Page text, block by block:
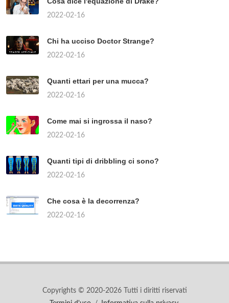
2022-02-16
Chi ha ucciso Doctor Strange?
2022-02-16
Quanti ettari per una mucca?
2022-02-16
Come mai si ingrossa il naso?
2022-02-16
Quanti tipi di dribbling ci sono?
2022-02-16
Che cosa è la decorrenza?
2022-02-16
Copyrights © 2020-2026 Tutti i diritti riservati